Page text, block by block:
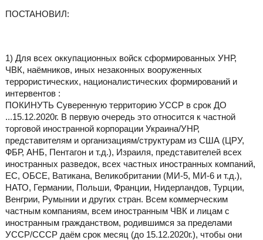
ПОСТАНОВИЛ:
1) Для всех оккупационных войск сформированных УНР,
ЧВК, наёмников, иных незаконных вооруженных
террористических, националистических формирований и
интервентов :
ПОКИНУТЬ Суверенную территорию УССР в срок ДО
...15.12.2020г. В первую очередь это относится к частной
торговой иностранной корпорации Украина/УНР,
представителям и организациям/структурам из США (ЦРУ,
ФБР, АНБ, Пентагон и т.д.), Израиля, представителей всех
иностранных разведок, всех частных иностранных компаний,
ЕС, ОБСЕ, Ватикана, Великобритании (МИ-5, МИ-6 и т.д.),
НАТО, Германии, Польши, Франции, Нидерландов, Турции,
Венгрии, Румынии и других стран. Всем коммерческим
частным компаниям, всем иностранным ЧВК и лицам с
иностранным гражданством, родившимся за пределами
УССР/СССР даём срок месяц (до 15.12.2020г.), чтобы они